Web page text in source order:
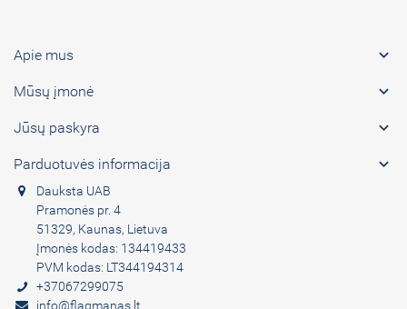
Apie mus 
Mūsų įmonė 
Jūsų paskyra 
Parduotuvės informacija 
Dauksta UAB
Pramonės pr. 4
51329, Kaunas, Lietuva
Įmonės kodas: 134419433
PVM kodas: LT344194314
+37067299075
info@flagmanas.lt